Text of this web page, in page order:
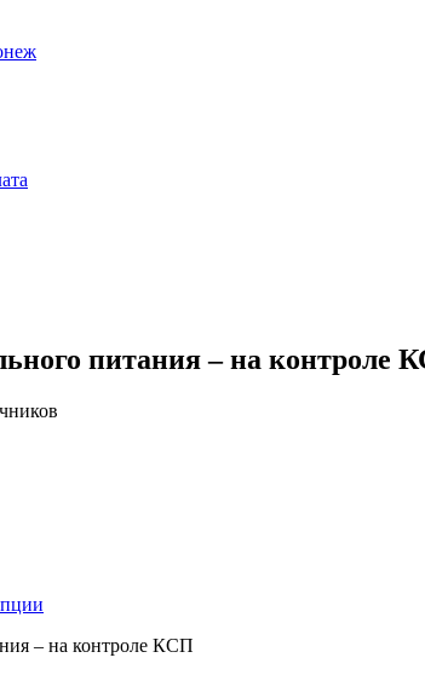
питания – на контроле
– на контроле КСП